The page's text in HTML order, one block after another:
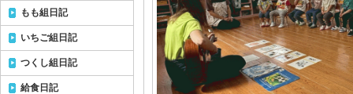
もも組日記
いちご組日記
つくし組日記
給食日記